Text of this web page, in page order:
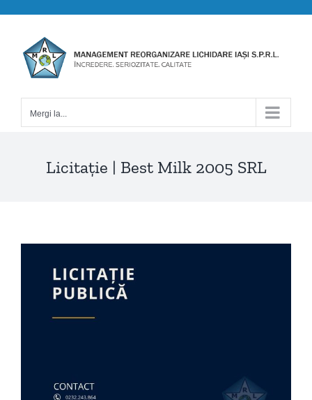
content
Mergi la...
Licitație | Best Milk 2005 SRL
Larger